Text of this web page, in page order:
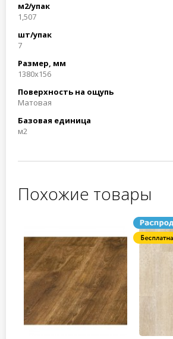
м2/упак
1,507
шт/упак
7
Размер, мм
1380x156
Поверхность на ощупь
Матовая
Базовая единица
м2
Похожие товары